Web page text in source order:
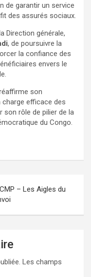
de garantir un service
des assurés sociaux.
Direction générale,
, de poursuivre la
la confiance des
envers le
son
charge efficace des
rôle de pilier de la
du Congo.
– Les Aigles du
Les champs